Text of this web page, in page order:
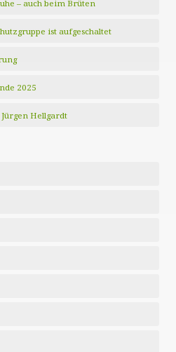
– auch beim Brüten
ist aufgeschaltet
2025
Hellgardt